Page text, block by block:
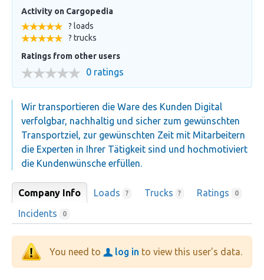
Activity on Cargopedia
? loads
? trucks
Ratings from other users
0 ratings
Wir transportieren die Ware des Kunden Digital
verfolgbar, nachhaltig und sicher zum gewünschten
Transportziel, zur gewünschten Zeit mit Mitarbeitern
die Experten in Ihrer Tätigkeit sind und hochmotiviert
die Kundenwünsche erfüllen.
Company Info Loads ? Trucks ? Ratings 0
Incidents 0
You need to log in to view this user's data.